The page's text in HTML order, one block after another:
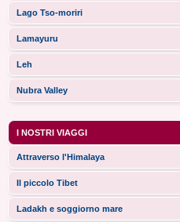
Lago Tso-moriri
Lamayuru
Leh
Nubra Valley
I NOSTRI VIAGGI
Attraverso l'Himalaya
Il piccolo Tibet
Ladakh e soggiorno mare